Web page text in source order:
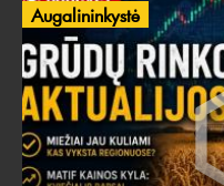
Augalininkystė